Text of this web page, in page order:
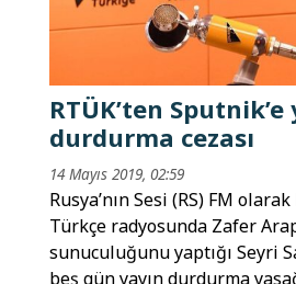
RTÜK’ten Sputnik’e
durdurma cezası
14 Mayıs 2019, 02:59
Rusya’nın Sesi (RS) FM
Türkçe radyosunda Zafer
sunuculuğunu yaptığı Seyri
beş gün yayın durdurma